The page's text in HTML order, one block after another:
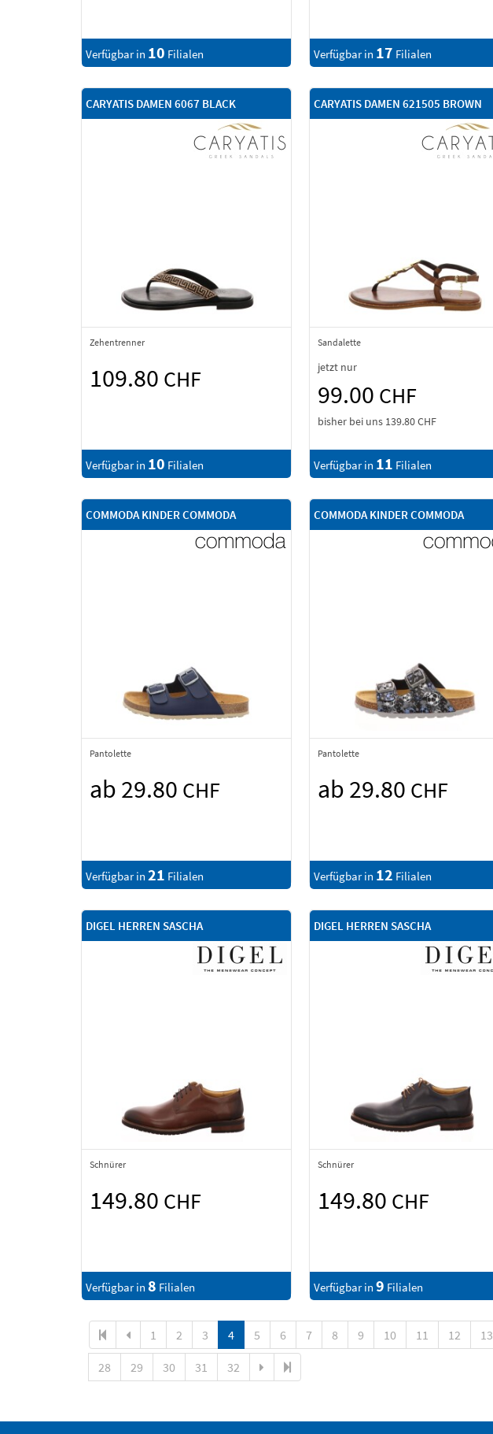
Verfügbar in 10 Filialen Verfügbar in 17 Filialen
CARYATIS DAMEN 6067 BLACK
Zehentrenner
109.80 CHF
Verfügbar in 10 Filialen
CARYATIS DAMEN 621505 BROWN
Sandalette
jetzt nur
99.00 CHF
bisher bei uns 139.80 CHF
Verfügbar in 11 Filialen
COMMODA KINDER COMMODA
Pantolette
ab 29.80 CHF
Verfügbar in 21 Filialen
COMMODA KINDER COMMODA
Pantolette
ab 29.80 CHF
Verfügbar in 12 Filialen
DIGEL HERREN SASCHA
Schnürer
149.80 CHF
Verfügbar in 8 Filialen
DIGEL HERREN SASCHA
Schnürer
149.80 CHF
Verfügbar in 9 Filialen
1 2 3 4 5 6 7 8 9 10 11 12 13
28 29 30 31 32